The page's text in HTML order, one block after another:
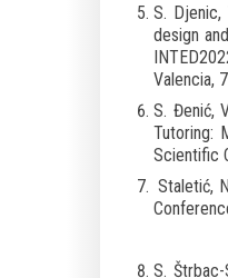
S.
design
Valencia,
S. Đenić,
Tutoring:
Scientific
Staletić,
S.